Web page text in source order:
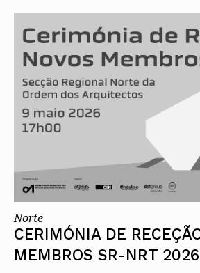
Norte
CERIMÓNIA DE
MEMBROS SR-NRT 2026